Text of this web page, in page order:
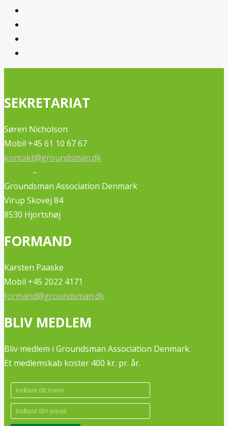
SEKRETARIAT
Søren Nicholson
Mobil +45 61 10 67 67
kontakt@groundsman.dk
–
Groundsman Association Denmark
Virup Skovej 84
8530 Hjortshøj
FORMAND
Karsten Paaske
Mobil +45 2022 4171
formand@groundsman.dk
BLIV MEDLEM
Bliv medlem i Groundsman Association Denmark.
Et medlemskab koster 400 kr. pr. år.